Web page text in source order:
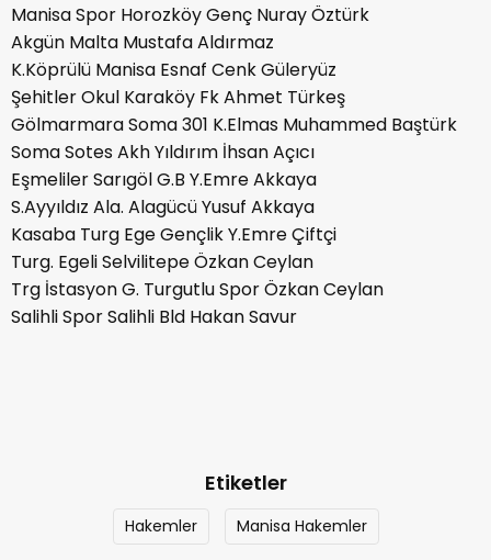
Manisa Spor Horozköy Genç Nuray Öztürk
Akgün Malta Mustafa Aldırmaz
K.Köprülü Manisa Esnaf Cenk Güleryüz
Şehitler Okul Karaköy Fk Ahmet Türkeş
Gölmarmara Soma 301 K.Elmas Muhammed Baştürk
Soma Sotes Akh Yıldırım İhsan Açıcı
Eşmeliler Sarıgöl G.B Y.Emre Akkaya
S.Ayyıldız Ala. Alagücü Yusuf Akkaya
Kasaba Turg Ege Gençlik Y.Emre Çiftçi
Turg. Egeli Selvilitepe Özkan Ceylan
Trg İstasyon G. Turgutlu Spor Özkan Ceylan
Salihli Spor Salihli Bld Hakan Savur
Etiketler
Hakemler Manisa Hakemler